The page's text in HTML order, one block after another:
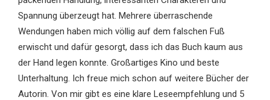
Spannung überzeugt hat. Mehrere überraschende
Wendungen haben mich völlig auf dem falschen Fuß
erwischt und dafür gesorgt, dass ich das Buch kaum aus
der Hand legen konnte. Großartiges Kino und beste
Unterhaltung. Ich freue mich schon auf weitere Bücher der
Autorin. Von mir gibt es eine klare Leseempfehlung und 5